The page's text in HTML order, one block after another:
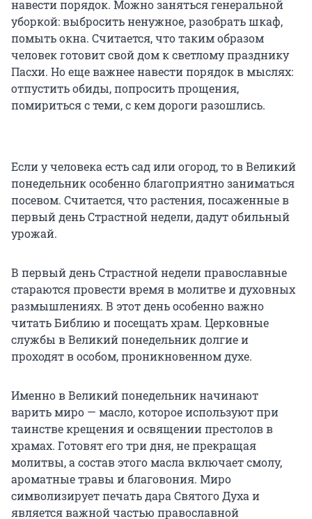
навести порядок. Можно заняться генеральной
уборкой: выбросить ненужное, разобрать шкаф,
помыть окна. Считается, что таким образом
человек готовит свой дом к светлому празднику
Пасхи. Но еще важнее навести порядок в мыслях:
отпустить обиды, попросить прощения,
помириться с теми, с кем дороги разошлись.
Если у человека есть сад или огород, то в Великий
понедельник особенно благоприятно заниматься
посевом. Считается, что растения, посаженные в
первый день Страстной недели, дадут обильный
урожай.
В первый день Страстной недели православные
стараются провести время в молитве и духовных
размышлениях. В этот день особенно важно
читать Библию и посещать храм. Церковные
службы в Великий понедельник долгие и
проходят в особом, проникновенном духе.
Именно в Великий понедельник начинают
варить миро — масло, которое используют при
таинстве крещения и освящении престолов в
храмах. Готовят его три дня, не прекращая
молитвы, а состав этого масла включает смолу,
ароматные травы и благовония. Миро
символизирует печать дара Святого Духа и
является важной частью православной